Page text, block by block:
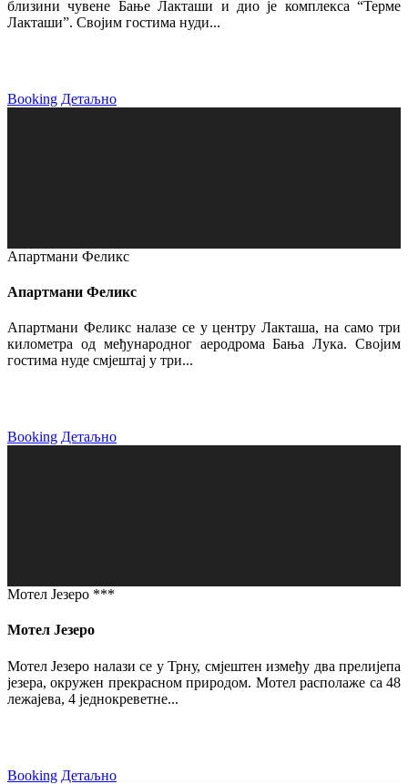
близини чувене Бање Лакташи и дио је комплекса “Терме
Лакташи”. Својим гостима нуди...
Booking Детаљно
Апартмани Феликс
Апартмани Феликс
Апартмани Феликс налазе се у центру Лакташа, на само три
километра од међународног аеродрома Бања Лука. Својим
гостима нуде смјештај у три...
Booking Детаљно
Мотел Језеро ***
Мотел Језеро
Мотел Језеро налази се у Трну, смјештен између два прелијепа
језера, окружен прекрасном природом. Мотел располаже са 48
лежајева, 4 једнокреветне...
Booking Детаљно